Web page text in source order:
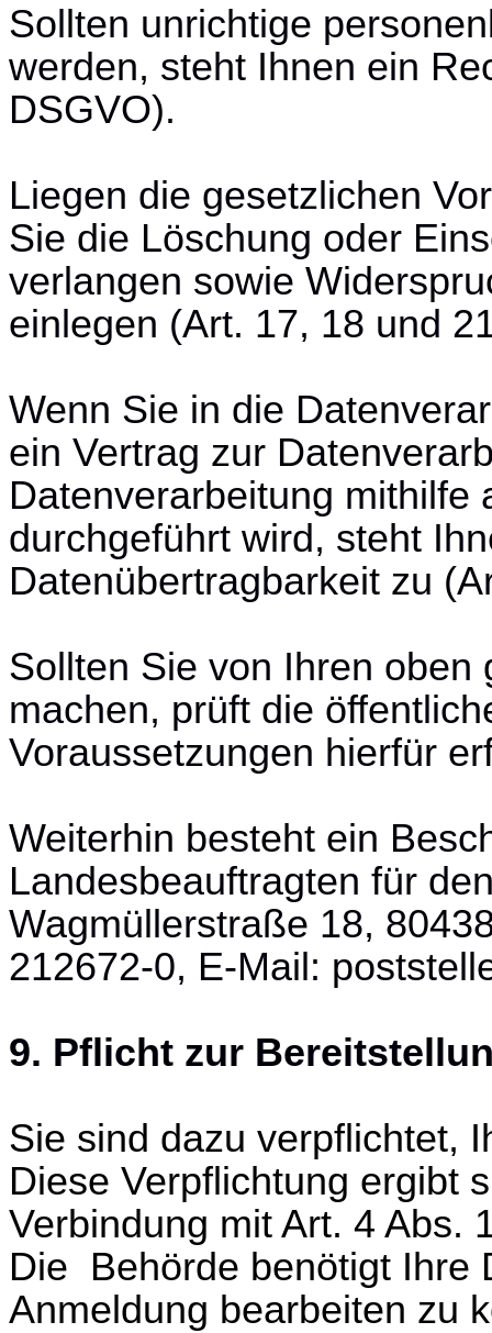
Sollten unrichtige
werden, steht Ihnen ein
DSGVO).
Liegen die gesetzlichen
Sie die Löschung oder
verlangen sowie
einlegen (Art. 17, 18 und
Wenn Sie in die
ein Vertrag zur
Datenverarbeitung mithilfe
durchgeführt wird, steht
Datenübertragbarkeit zu
Sollten Sie von Ihren
machen, prüft die
Voraussetzungen hierfür
Weiterhin besteht ein
Landesbeauftragten für
Wagmüllerstraße 18,
212672-0, E-Mail:
9. Pflicht zur
Sie sind dazu verpflichtet,
Diese Verpflichtung ergibt
Verbindung mit Art. 4 Abs.
Die Behörde benötigt Ihre
Anmeldung bearbeiten zu